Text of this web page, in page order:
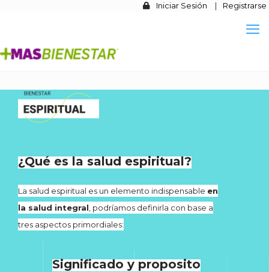
Iniciar Sesión | Registrarse
¿Qué es la salud espiritual?
La salud espiritual es un elemento indispensable en
la salud integral , podríamos definirla con base a
tres aspectos primordiales:
Significado y proposito